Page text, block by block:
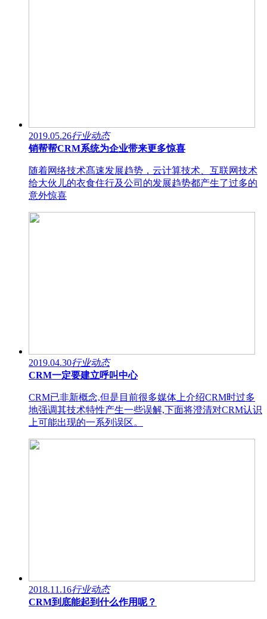
2019.05.26行业动态
销帮帮CRM系统为企业带来更多惊喜
随着网络技术髙速发展趋势，云计算技术、互联网技术
给大伙儿的衣食住行及公司的发展趋势都产生了过多的
意外惊喜
2019.04.30行业动态
CRM一定要建立呼叫中心
CRM已非新概念,但是目前很多媒体上介绍CRM时过多
地强调其技术特性产生一些误解,下面将澄清对CRM认识
上可能出现的一系列误区。
2018.11.16行业动态
CRM到底能起到什么作用呢？